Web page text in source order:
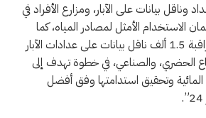
4 آلاف عداد وناقل بيانات على الآبار، ومزارع الأفراد في
الاستخدام الأمثل لمصادر المياه، كما
تضمنت جهود الوزارة مراقبة 1.5 ألف ناقل بيانات على عدادات الآبار
الحضري، والصناعي، في خطوة تهدف إلى
المائية وتحقيق استدامتها وفق أفضل